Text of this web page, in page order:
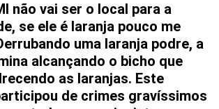
não vai ser o local para a
se ele é laranja pouco me
uma laranja podre, a
alcançando o bicho que
as laranjas. Este
de crimes gravíssimos